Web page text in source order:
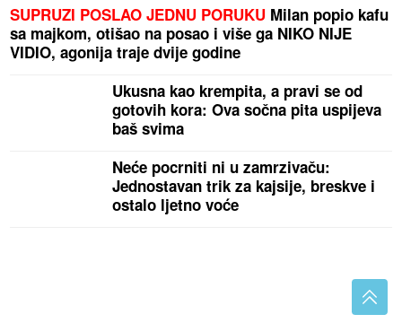
SUPRUZI POSLAO JEDNU PORUKU Milan popio kafu
sa majkom, otišao na posao i više ga NIKO NIJE
VIDIO, agonija traje dvije godine
Ukusna kao krempita, a pravi se od
gotovih kora: Ova sočna pita uspijeva
baš svima
Neće pocrniti ni u zamrzivaču:
Jednostavan trik za kajsije, breskve i
ostalo ljetno voće